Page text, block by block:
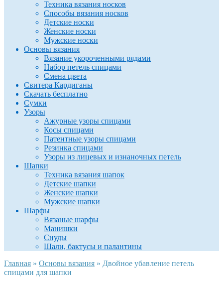
Техника вязания носков
Способы вязания носков
Детские носки
Женские носки
Мужские носки
Основы вязания
Вязание укороченными рядами
Набор петель спицами
Смена цвета
Свитера Кардиганы
Скачать бесплатно
Сумки
Узоры
Ажурные узоры спицами
Косы спицами
Патентные узоры спицами
Резинка спицами
Узоры из лицевых и изнаночных петель
Шапки
Техника вязания шапок
Детские шапки
Женские шапки
Мужские шапки
Шарфы
Вязаные шарфы
Манишки
Снуды
Шали, бактусы и палантины
Главная » Основы вязания » Двойное убавление петель
спицами для шапки